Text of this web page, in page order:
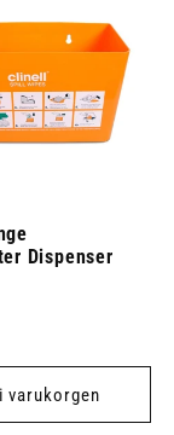
Dispenser
varukorgen